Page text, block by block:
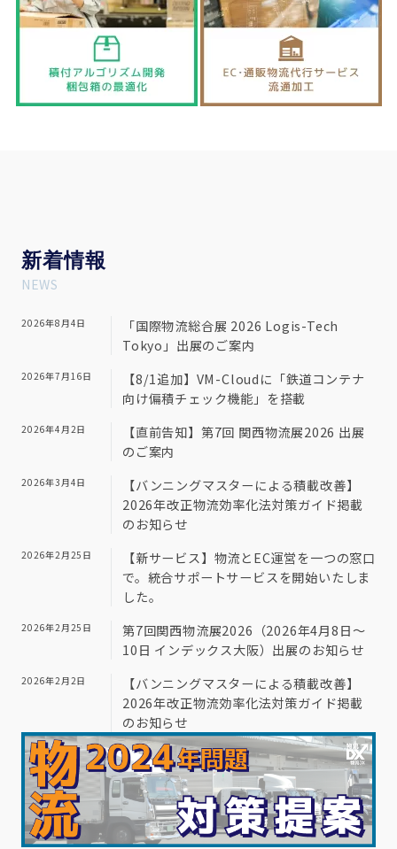
新着情報
NEWS
2026年8月4日
「国際物流総合展 2026 Logis-Tech
Tokyo」出展のご案内
2026年7月16日
【8/1追加】VM-Cloudに「鉄道コンテナ
向け偏積チェック機能」を搭載
2026年4月2日
【直前告知】第7回 関西物流展2026 出展
のご案内
2026年3月4日
【バンニングマスターによる積載改善】
2026年改正物流効率化法対策ガイド掲載
のお知らせ
2026年2月25日
【新サービス】物流とEC運営を一つの窓口
で。統合サポートサービスを開始いたしま
した。
2026年2月25日
第7回関西物流展2026（2026年4月8日～
10日 インデックス大阪）出展のお知らせ
2026年2月2日
【バンニングマスターによる積載改善】
2026年改正物流効率化法対策ガイド掲載
のお知らせ